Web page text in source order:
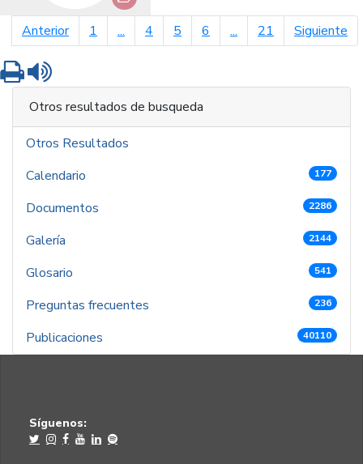
Anteriorpágina anterior
1 ... 4 5 6 ... 21 Siguiente
Imprimir
Otros resultados de busqueda
Otros Resultados
Calendario
177
Documentos 2286
Galería 2144
Glosario 541
Preguntas frecuentes 236
Publicaciones 40110
Síguenos: